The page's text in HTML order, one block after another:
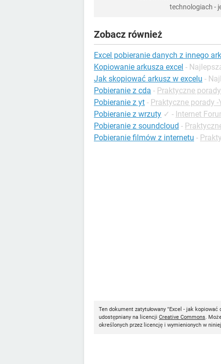
technologiach -
Zobacz również
Excel pobieranie danych z innego
Kopiowanie arkusza excel -
Jak skopiować arkusz w excelu -
Pobieranie z cda - Praktyczne
Pobieranie z yt - Praktyczne porady -
Pobieranie z wrzuty ✓ - Internet
Pobieranie z soundcloud -
Pobieranie filmów z internetu -
Ten dokument zatytułowany "Excel - jak
udostępniany na licencji Creative Commons.
określonych przez licencję i wymienionych w